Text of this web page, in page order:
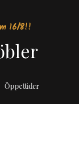
16/8!!
Öppettider